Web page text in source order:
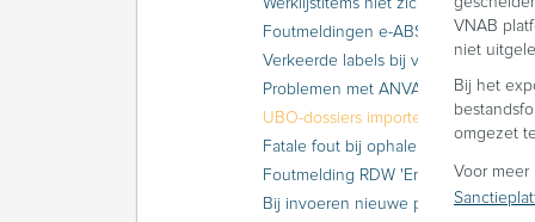
Foutmeldingen e-ABS
Verkeerde labels bij velden identificerende gegevens in Schade
Problemen met ANVA-schermen
UBO-dossiers importeren lukt niet
Foutmelding RDW 'Error no credential found for key: RDW'
Bij invoeren nieuwe polis melding 'Let op!...'
VNAB
niet
Bij het
omgezet
Voor